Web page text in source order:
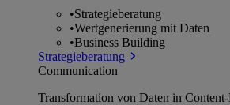
•Strategieberatung
•Wertgenerierung mit Daten
•Business Building
Strategieberatung
Communication
Transformation von Daten in